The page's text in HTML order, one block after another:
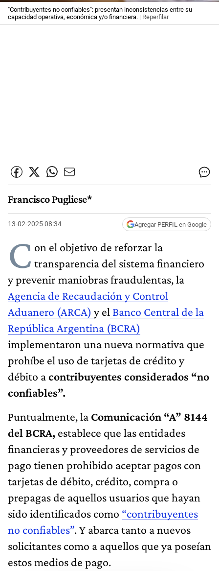
"Contribuyentes no confiables": presentan inconsistencias entre su
capacidad operativa, económica y/o financiera. | Reperfilar
Francisco Pugliese*
13-02-2025 08:34 Agregar PERFIL en Google
C on el objetivo de reforzar la
transparencia del sistema financiero
y prevenir maniobras fraudulentas, la
Agencia de Recaudación y Control
Aduanero (ARCA) y el Banco Central de la
República Argentina (BCRA)
implementaron una nueva normativa que
prohíbe el uso de tarjetas de crédito y
débito acontribuyentes considerados “no
confiables”.
Puntualmente, la Comunicación “A” 8144
del BCRA, establece que las entidades
financieras y proveedores de servicios de
pago tienen prohibido aceptar pagos con
tarjetas de débito, crédito, compra o
prepagas de aquellos usuarios que hayan
sido identificados como “contribuyentes
no confiables”. Y abarca tanto a nuevos
solicitantes como a aquellos que ya poseían
estos medios de pago.